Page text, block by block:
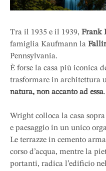
Tra il 1935 e il 1939, Frank
famiglia Kaufmann la
Pennsylvania.
È forse la casa più iconica
trasformare in architettura
natura, non accanto ad essa.
Wright colloca la casa
e paesaggio in un unico
Le terrazze in cemento
corso d’acqua, mentre la
portanti, radica l’edificio